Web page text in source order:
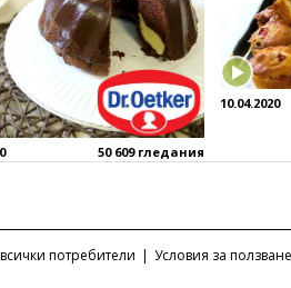
50 609 гледания
10.04.2020
потребители | Условия за ползване